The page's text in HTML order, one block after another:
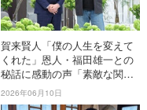
賀来賢人「僕の人生を変えて
くれた」恩人・福田雄一との
秘話に感動の声「素敵な関
係」「こっちまでウルッと来
た」【日曜日の初耳学】
2026年06月10日